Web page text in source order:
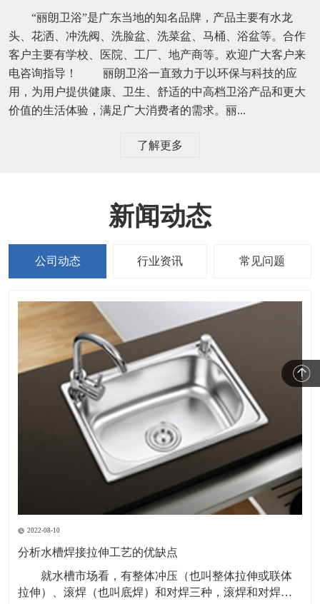
“丽朗卫浴”是广东当地的知名品牌，产品主要有水龙
头、花洒、冲洗阀、洗脸盆、洗菜盆、马桶、浴盆等。合作
客户主要有学校、医院、工厂、地产商等。欢迎广大客户来
电咨询指导！ 丽朗卫浴一直致力于以环保与科技的应
用，为用户提供健康、卫生、舒适的中高档卫浴产品和更大
价值的生活体验，满足广大消费者的需求。丽...
了解更多
新闻动态
公司动态 行业资讯 常见问题
2022-08-10
分析水槽焊接拉伸工艺的优缺点
就水槽市场看，有整体冲压（也叫整体拉伸或联体
拉伸）、滚焊（也叫底焊）和对焊三种，滚焊和对焊都